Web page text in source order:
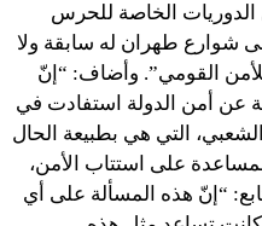
الدوريات الخاصة للحرس
شوارع طهران له سابقة ولا
القومي”. وأضاف: “إنّ
عن أمن الدولة استفادت في
التي هي بطبيعة الحال
على استتاب الأمن،
“إنّ هذه المسألة على أي